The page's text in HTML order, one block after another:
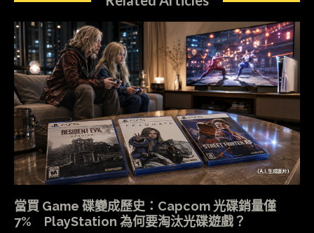
當買 Game 碟變成歷史：Capcom 光碟銷量僅
7% PlayStation 為何要淘汰光碟遊戲？